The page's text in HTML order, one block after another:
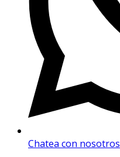
Chatea con nosotros